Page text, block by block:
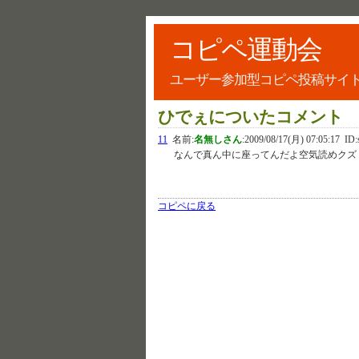
コピペ運動会
ユーザー参加型コピペ投稿サイト
ひでぇについたコメント
11 名前:名無しさん:2009/08/17(月) 07:05:17
なんで真ん中に座ってんだよ空気読めクズ
コピペに戻る